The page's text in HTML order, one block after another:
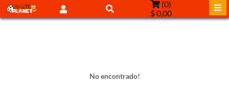
(0)
$ 0,00
No encontrado!